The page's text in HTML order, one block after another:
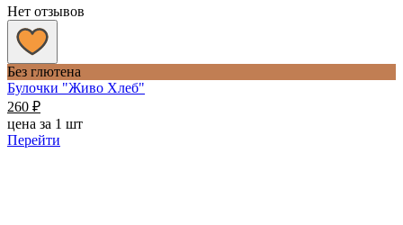
Нет отзывов
Без глютена
Булочки "Живо Хлеб"
260 ₽
цена за 1 шт
Перейти